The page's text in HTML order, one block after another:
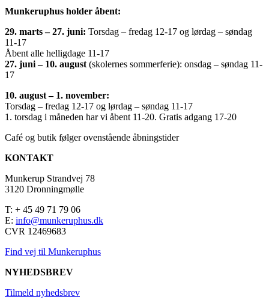
Munkeruphus holder åbent:
29. marts – 27. juni: Torsdag – fredag 12-17 og lørdag – søndag
11-17
Åbent alle helligdage 11-17
27. juni – 10. august (skolernes sommerferie): onsdag – søndag 11-
17
10. august – 1. november:
Torsdag – fredag 12-17 og lørdag – søndag 11-17
1. torsdag i måneden har vi åbent 11-20. Gratis adgang 17-20
Café og butik følger ovenstående åbningstider
KONTAKT
Munkerup Strandvej 78
3120 Dronningmølle
T: + 45 49 71 79 06
E: info@munkeruphus.dk
CVR 12469683
Find vej til Munkeruphus
NYHEDSBREV
Tilmeld nyhedsbrev